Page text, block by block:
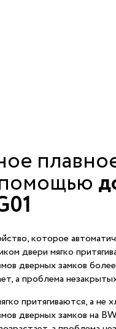
которое
двери мягко
дверных замков
а проблема
притягиваются, а не
дверных замков на